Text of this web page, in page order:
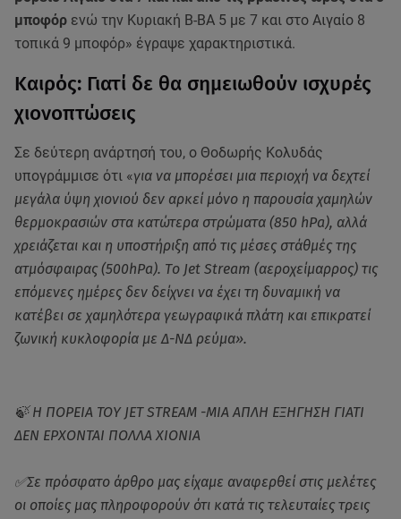
μποφόρ ενώ την Κυριακή Β-ΒΑ 5 με 7 και στο Αιγαίο 8
τοπικά 9 μποφόρ» έγραψε χαρακτηριστικά.
Καιρός: Γιατί δε θα σημειωθούν ισχυρές
χιονοπτώσεις
Σε δεύτερη ανάρτησή του, ο Θοδωρής Κολυδάς
υπογράμμισε ότι «για να μπορέσει μια περιοχή να δεχτεί
μεγάλα ύψη χιονιού δεν αρκεί μόνο η παρουσία χαμηλών
θερμοκρασιών στα κατώτερα στρώματα (850 hPa), αλλά
χρειάζεται και η υποστήριξη από τις μέσες στάθμές της
ατμόσφαιρας (500hPa). Τo Jet Stream (αεροχείμαρρος) τις
επόμενες ημέρες δεν δείχνει να έχει τη δυναμική να
κατέβει σε χαμηλότερα γεωγραφικά πλάτη και επικρατεί
ζωνική κυκλοφορία με Δ-ΝΔ ρεύμα».
🍃 Η ΠΟΡΕΙΑ ΤΟΥ JET STREAM -ΜΙΑ ΑΠΛΗ ΕΞΗΓΗΣΗ ΓΙΑΤΙ
ΔΕΝ ΕΡΧΟΝΤΑΙ ΠΟΛΛΑ ΧΙΟΝΙΑ
✅Σε πρόσφατο άρθρο μας είχαμε αναφερθεί στις μελέτες
οι οποίες μας πληροφορούν ότι κατά τις τελευταίες τρεις